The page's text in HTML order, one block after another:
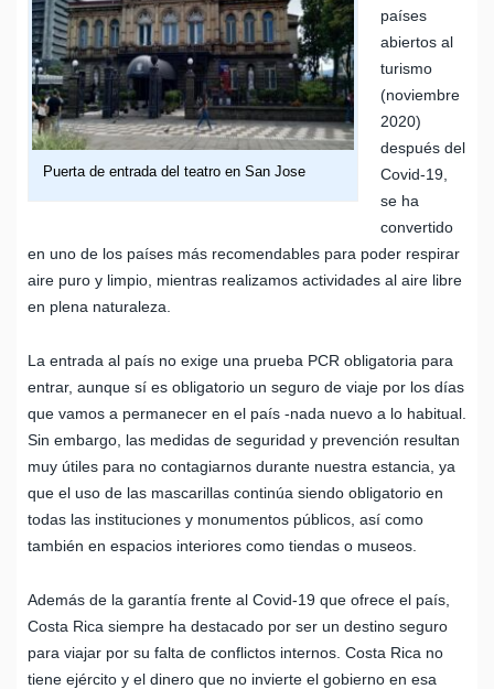
Puerta de entrada del teatro en San Jose
países
abiertos al
turismo
(noviembre
2020)
después del
Covid-19,
se ha
convertido
en uno de los países más recomendables para poder respirar
aire puro y limpio, mientras realizamos actividades al aire libre
en plena naturaleza.
La entrada al país no exige una prueba PCR obligatoria para
entrar, aunque sí es obligatorio un seguro de viaje por los días
que vamos a permanecer en el país -nada nuevo a lo habitual.
Sin embargo, las medidas de seguridad y prevención resultan
muy útiles para no contagiarnos durante nuestra estancia, ya
que el uso de las mascarillas continúa siendo obligatorio en
todas las instituciones y monumentos públicos, así como
también en espacios interiores como tiendas o museos.
Además de la garantía frente al Covid-19 que ofrece el país,
Costa Rica siempre ha destacado por ser un destino seguro
para viajar por su falta de conflictos internos. Costa Rica no
tiene ejército y el dinero que no invierte el gobierno en esa